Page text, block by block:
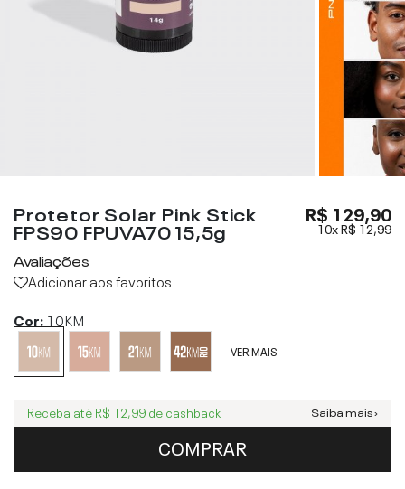
Protetor Solar Pink Stick
FPS90 FPUVA70 15,5g
Avaliações
Adicionar aos favoritos
R$ 129,90
10xR$ 12,99
Cor: 10KM
VER MAIS
Receba até R$ 12,99 de cashback Saiba mais ›
COMPRAR